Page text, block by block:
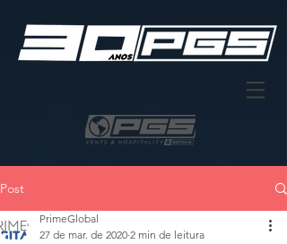
Post
PrimeGlobal
27 de mar. de 2020 2 min de leitura